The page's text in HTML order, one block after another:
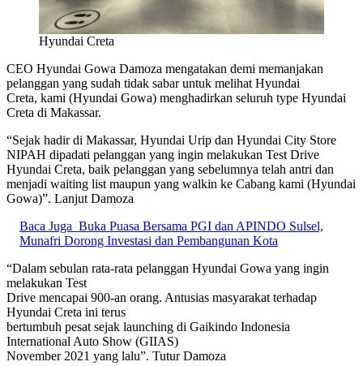
Hyundai Creta
CEO Hyundai Gowa Damoza mengatakan demi memanjakan
pelanggan yang sudah tidak sabar untuk melihat Hyundai
Creta, kami (Hyundai Gowa) menghadirkan seluruh type Hyundai
Creta di Makassar.
“Sejak hadir di Makassar, Hyundai Urip dan Hyundai City Store
NIPAH dipadati pelanggan yang ingin melakukan Test Drive
Hyundai Creta, baik pelanggan yang sebelumnya telah antri dan
menjadi waiting list maupun yang walkin ke Cabang kami (Hyundai
Gowa)”. Lanjut Damoza
Baca Juga Buka Puasa Bersama PGI dan APINDO Sulsel,
Munafri Dorong Investasi dan Pembangunan Kota
“Dalam sebulan rata-rata pelanggan Hyundai Gowa yang ingin
melakukan Test
Drive mencapai 900-an orang. Antusias masyarakat terhadap
Hyundai Creta ini terus
bertumbuh pesat sejak launching di Gaikindo Indonesia
International Auto Show (GIIAS)
November 2021 yang lalu”. Tutur Damoza